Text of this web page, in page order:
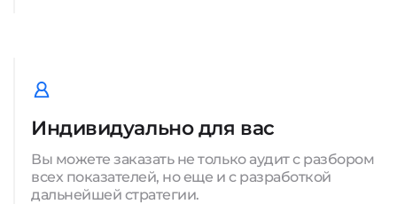
Индивидуально для вас
Вы можете заказать не только аудит с разбором
всех показателей, но еще и с разработкой
дальнейшей стратегии.